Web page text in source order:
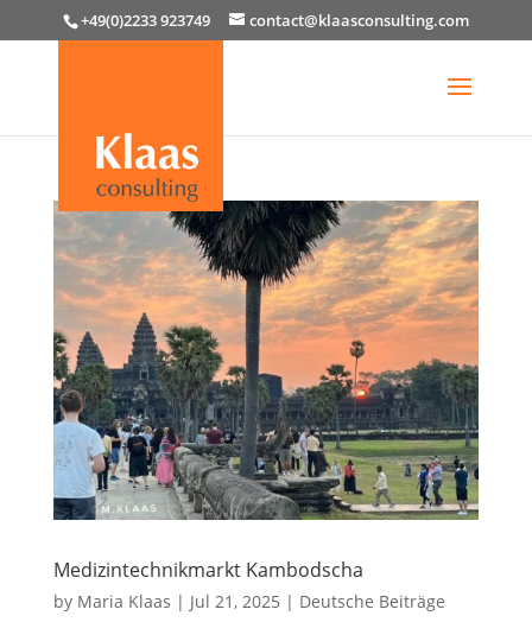
+49(0)2233 923749 contact@klaasconsulting.com
Medizintechnikmarkt Kambodscha
by Maria Klaas | Jul 21, 2025 | Deutsche Beiträge